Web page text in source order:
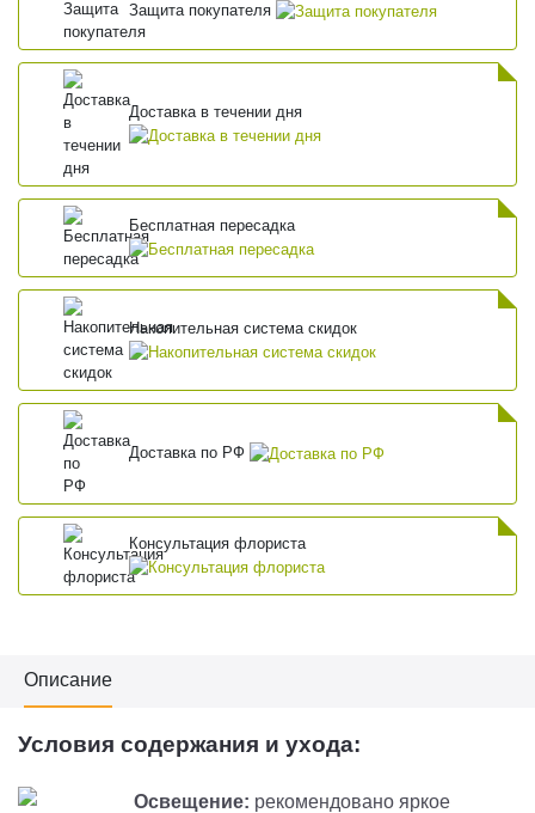
Защита покупателя
Доставка в течении дня
Бесплатная пересадка
Накопительная система скидок
Доставка по РФ
Консультация флориста
Описание
Условия содержания и ухода:
Освещение: рекомендовано яркое